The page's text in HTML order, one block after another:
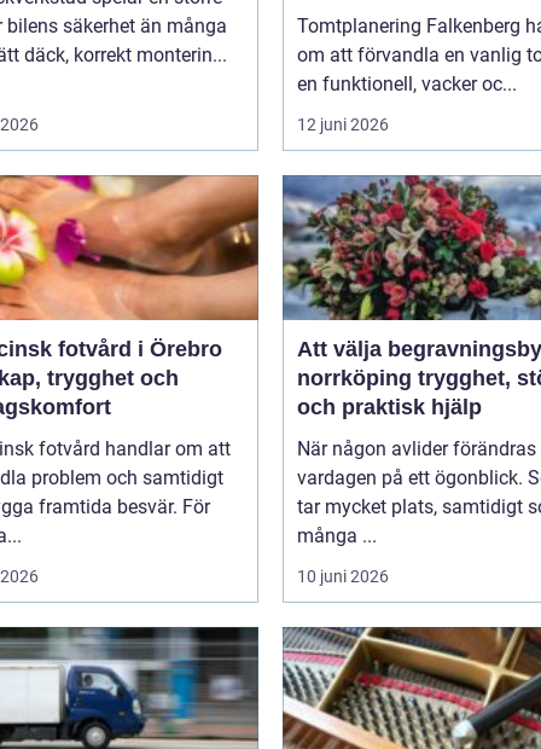
bilens säkerhet än många
däck, korrekt monterin...
håller över tid
Tomtplanering Falkenberg
om att förvandla en vanlig
en funktionell, vacker oc...
12 juni 2026
fotvård i Örebro
trygghet och
fotvård handlar om att
problem och samtidigt
framtida besvär. För
Att välja
norrköping trygghet, stöd
och praktisk hjälp
När någon avlider förändras
vardagen på ett ögonblick.
tar mycket plats, samtidigt
många ...
10 juni 2026